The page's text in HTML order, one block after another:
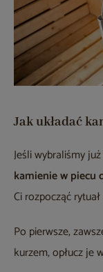
Jak układać
Jeśli wybraliśmy
kamienie w piecu
Ci rozpocząć
Po pierwsze,
kurzem, opłucz je